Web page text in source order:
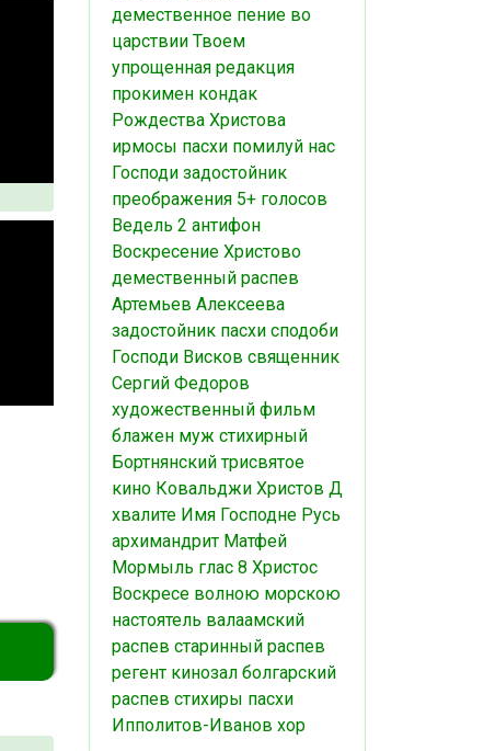
демественное пение во
царствии Твоем
упрощенная редакция
прокимен кондак
Рождества Христова
ирмосы пасхи помилуй нас
Господи задостойник
преображения 5+ голосов
Ведель 2 антифон
Воскресение Христово
демественный распев
Артемьев Алексеева
задостойник пасхи сподоби
Господи Висков священник
Сергий Федоров
художественный фильм
блажен муж стихирный
Бортнянский трисвятое
кино Ковальджи Христов Д
хвалите Имя Господне Русь
архимандрит Матфей
Мормыль глас 8 Христос
Воскресе волною морскою
настоятель валаамский
распев старинный распев
регент кинозал болгарский
распев стихиры пасхи
Ипполитов-Иванов хор